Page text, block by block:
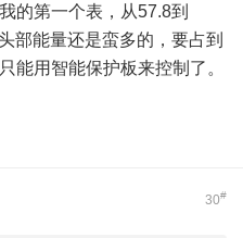
的第一个表，从57.8到
部能量还是蛮多的，要占到
能用智能保护板来控制了。
30#